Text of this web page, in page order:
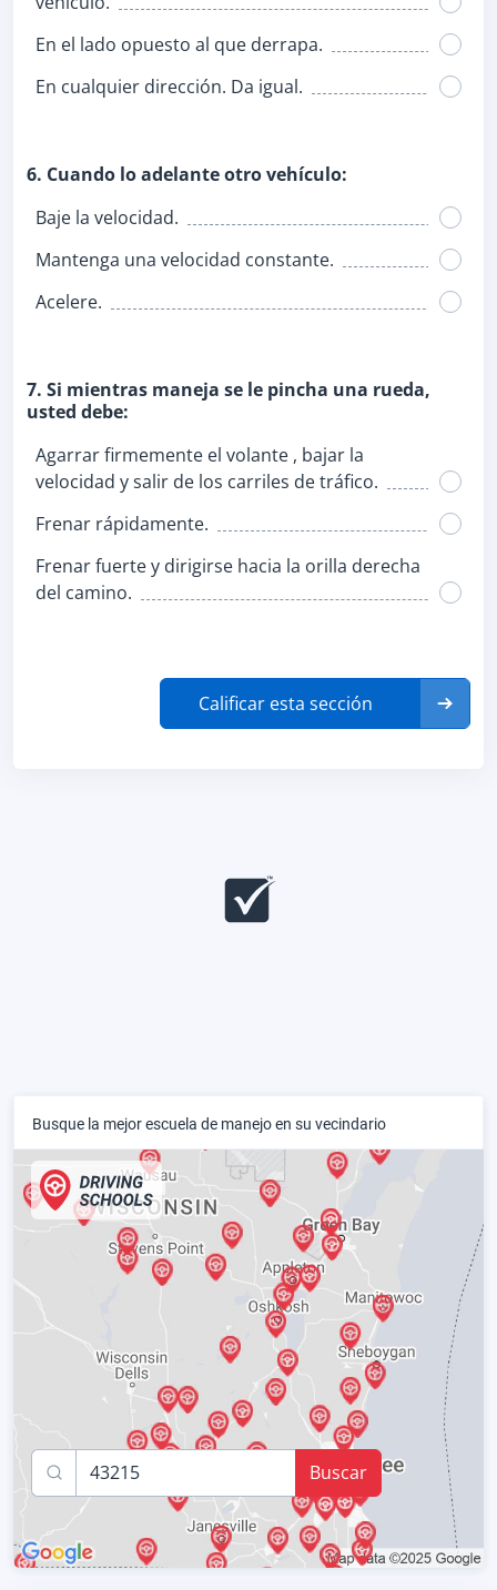
En el lado opuesto al que derrapa.
En cualquier dirección. Da igual.
6. Cuando lo adelante otro vehículo:
Baje la velocidad.
Mantenga una velocidad constante.
Acelere.
7. Si mientras maneja se le pincha una rueda,
usted debe:
Agarrar firmemente el volante , bajar la
velocidad y salir de los carriles de tráfico.
Frenar rápidamente.
Frenar fuerte y dirigirse hacia la orilla derecha
del camino.
Calificar esta sección
Busque la mejor escuela de manejo en su vecindario
Buscar